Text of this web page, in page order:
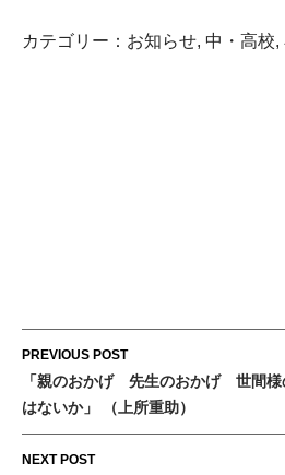
カテゴリー： お知らせ, 中・高校,
Post
navigation
PREVIOUS POST
「親のおかげ 先生のおかげ 世間様
はないか」 （上所重助）
NEXT POST